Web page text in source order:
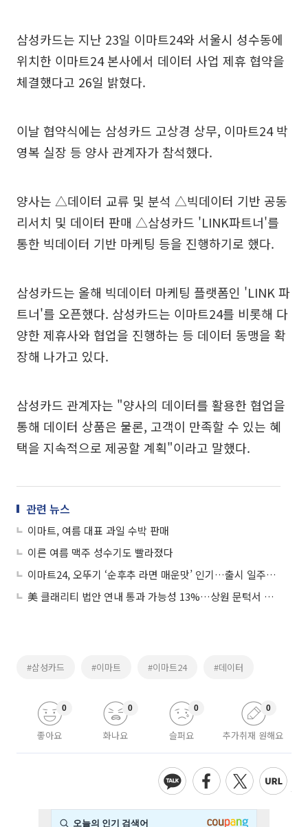
삼성카드는 지난 23일 이마트24와 서울시 성수동에
위치한 이마트24 본사에서 데이터 사업 제휴 협약을
체결했다고 26일 밝혔다.
이날 협약식에는 삼성카드 고상경 상무, 이마트24 박
영복 실장 등 양사 관계자가 참석했다.
양사는 △데이터 교류 및 분석 △빅데이터 기반 공동
리서치 및 데이터 판매 △삼성카드 'LINK파트너'를
통한 빅데이터 기반 마케팅 등을 진행하기로 했다.
삼성카드는 올해 빅데이터 마케팅 플랫폼인 'LINK 파
트너'를 오픈했다. 삼성카드는 이마트24를 비롯해 다
양한 제휴사와 협업을 진행하는 등 데이터 동맹을 확
장해 나가고 있다.
삼성카드 관계자는 "양사의 데이터를 활용한 협업을
통해 데이터 상품은 물론, 고객이 만족할 수 있는 혜
택을 지속적으로 제공할 계획"이라고 말했다.
관련 뉴스
이마트, 여름 대표 과일 수박 판매
이른 여름 맥주 성수기도 빨라졌다
이마트24, 오뚜기 ‘순후추 라면 매운맛’ 인기…출시 일주일 만에 3위 등극
美 클래리티 법안 연내 통과 가능성 13%…상원 문턱서 제동
#삼성카드 #이마트 #이마트24 #데이터
좋아요
0
화나요
0
슬퍼요
0
추가취재 원해요
0